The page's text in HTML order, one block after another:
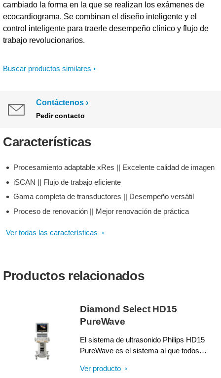
Buscar productos similares
cambiado la forma en la que se realizan los exámenes de
ecocardiograma. Se combinan el diseño inteligente y el
control inteligente para traerle desempeño clínico y flujo de
trabajo revolucionarios.
Contáctenos
Pedir contacto
Características
Procesamiento adaptable xRes || Excelente calidad de imagen
iSCAN || Flujo de trabajo eficiente
Gama completa de transductores || Desempeño versátil
Proceso de renovación || Mejor renovación de práctica
Ver todas las características
Productos relacionados
Diamond Select HD15
PureWave
El sistema de ultrasonido Philips HD15
PureWave es el sistema al que todos
alta cantidad de pacientes. Las
Ver producto